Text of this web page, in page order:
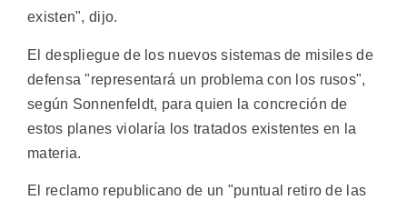
existen", dijo.
El despliegue de los nuevos sistemas de misiles de
defensa "representará un problema con los rusos",
según Sonnenfeldt, para quien la concreción de
estos planes violaría los tratados existentes en la
materia.
El reclamo republicano de un "puntual retiro de las